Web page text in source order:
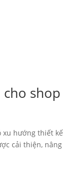
shop
hướng thiết
cải thiện,